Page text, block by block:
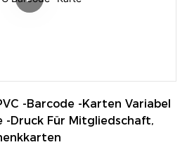
-Barcode -Karten Variabel
-Druck Für Mitgliedschaft,